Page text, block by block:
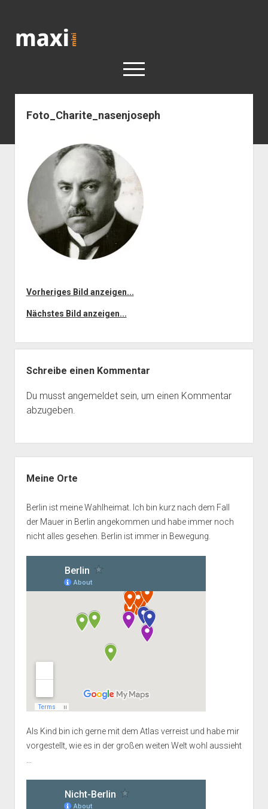
open
< work
Kunst
Geschichte
Geschichte der Stadt Berlin
Impressum
Foto_Charite_nasenjoseph
Vorheriges Bild anzeigen...
Nächstes Bild anzeigen...
Schreibe einen Kommentar
Du musst angemeldetsein, um einen Kommentar
abzugeben.
Meine Orte
Berlin ist meine Wahlheimat. Ich bin kurz nach dem Fall
der Mauer in Berlin angekommen und habe immer noch
nicht alles gesehen. Berlin ist immer in Bewegung.
Als Kind bin ich gerne mit dem Atlas verreist und habe mir
vorgestellt, wie es in der großen weiten Welt wohl aussieht